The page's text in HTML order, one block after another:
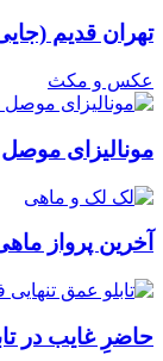
تهران قدیم
عکس و مکث
مونالیزای موصل
آخرین پرواز
حاضرِ غایب در